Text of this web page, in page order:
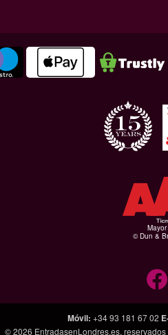
© Dun &
Móvil: +34 93 181 67 02
© 2026 EntradasenLondres.es,